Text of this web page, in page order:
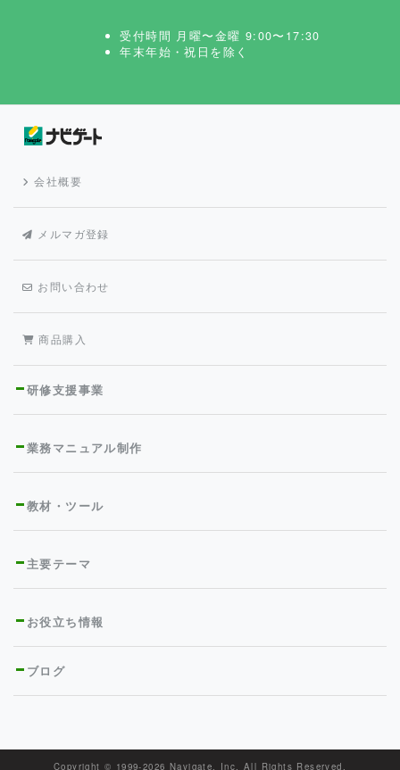
受付時間 月曜〜金曜 9:00〜17:30
年末年始・祝日を除く
会社概要
メルマガ登録
お問い合わせ
商品購入
研修支援事業
業務マニュアル制作
教材・ツール
主要テーマ
お役立ち情報
ブログ
Copyright © 1999-2026 Navigate, Inc. All Rights Reserved.